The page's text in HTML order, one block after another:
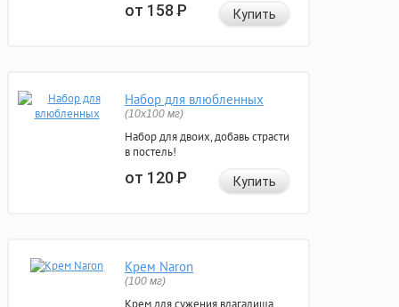
от 158Р Купить
Набор для влюбленных
(10х100 мг)
Набор для двоих, добавь страсти
в постель!
от 120Р Купить
Крем Naron
(100 мг)